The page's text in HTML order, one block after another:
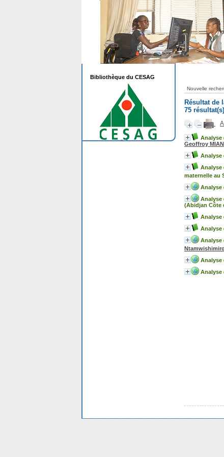
Nouvelle
Résultat de
75
Analyse
Geoffroy MIAN
Analyse
Analyse
maternelle au
Analyse
Analyse
(Abidjan Côte
Analyse
Analyse
Analyse
Analyse
Analyse
Bibliothèque du CESAG